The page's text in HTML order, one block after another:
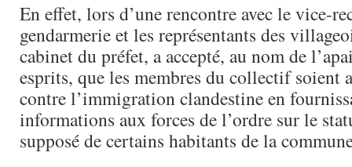
En effet, lors d’une rencontre avec le vice-
gendarmerie et les représentants des
cabinet du préfet, a accepté, au nom de
esprits, que les membres du collectif soient
contre l’immigration clandestine en
informations aux forces de l’ordre sur le
supposé de certains habitants de la